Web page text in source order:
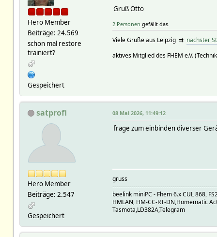
homeassistant/sensor/
ts
val {"name":"Stromzaehler
homeassistant/sensor/
ts
homeassistant/sensor/
val {"name":"Stromzaehler
ts
val {"name":"Strom-
homeassistant/sensor/
ts
val {"name":"Stromzaehler
homeassistant/sensor/
ts
val
homeassistant/sensor/
val {"name":"Strom-
Hero Member
Beiträge: 24.569
schon mal restore
trainiert?
Gespeichert
Gruß Otto
2 Personen gefällt das.
Viele Grüße aus Leipzig ⇉ nächster
aktives Mitglied des FHEM e.V.
satprofi
Hero Member
Beiträge: 2.547
Gespeichert
08 Mai 2026, 11:49:12
frage zum einbinden diverser
gruss
beelink miniPC - Fhem 6.x CUL 868,
HMLAN, HM-CC-RT-DN,Homematic
Tasmota,LD382A,Telegram